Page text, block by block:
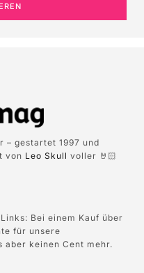
– gestartet 1997 und
von Leo Skull voller 🤘🏻
Bei einem Kauf über
für unsere
aber keinen Cent mehr.